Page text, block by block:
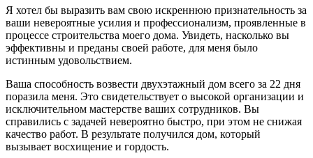
Я хотел бы выразить вам свою искреннюю признательность за
ваши невероятные усилия и профессионализм, проявленные в
процессе строительства моего дома. Увидеть, насколько вы
эффективны и преданы своей работе, для меня было
истинным удовольствием.
Ваша способность возвести двухэтажный дом всего за 22 дня
поразила меня. Это свидетельствует о высокой организации и
исключительном мастерстве ваших сотрудников. Вы
справились с задачей невероятно быстро, при этом не снижая
качество работ. В результате получился дом, который
вызывает восхищение и гордость.